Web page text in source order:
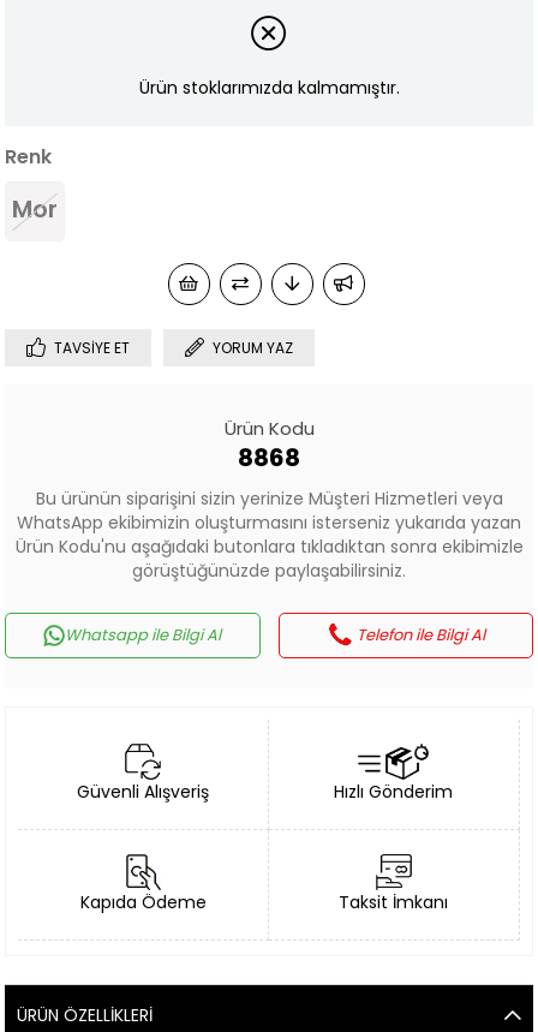
Ürün stoklarımızda kalmamıştır.
Renk
Mor
TAVSIYE ET YORUM YAZ
Ürün Kodu
8868
Bu ürünün siparişini sizin yerinize Müşteri Hizmetleri veya
WhatsApp ekibimizin oluşturmasını isterseniz yukarıda yazan
Ürün Kodu'nu aşağıdaki butonlara tıkladıktan sonra ekibimizle
görüştüğünüzde paylaşabilirsiniz.
Whatsapp ile Bilgi Al Telefon ile Bilgi Al
Güvenli Alışveriş Hızlı Gönderim
Kapıda Ödeme Taksit İmkanı
ÜRÜN ÖZELLIKLERI